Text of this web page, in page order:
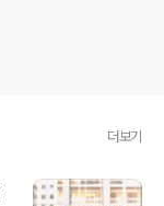
더보기